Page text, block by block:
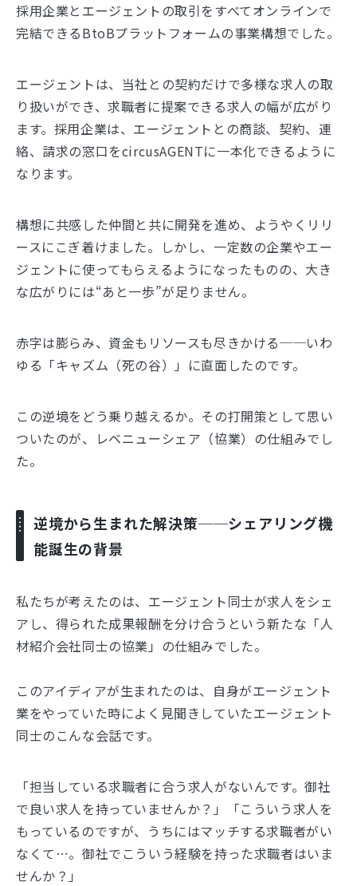
採用企業とエージェントの取引をすべてオンラインで
完結できるBtoBプラットフォームの事業構想でした。
エージェントは、当社との契約だけで多様な求人の取
り扱いができ、求職者に提案できる求人の幅が広がり
ます。採用企業は、エージェントとの商談、契約、連
絡、請求の窓口をcircusAGENTに一本化できるように
なります。
構想に共感した仲間と共に開発を進め、ようやくリリ
ースにこぎ着けました。しかし、一定数の企業やエー
ジェントに使ってもらえるようになったものの、大き
な広がりには“あと一歩”が足りません。
赤字は膨らみ、資金もリソースも尽きかける──いわ
ゆる「キャズム（死の谷）」に直面したのです。
この逆境をどう乗り越えるか。その打開策として思い
ついたのが、レベニューシェア（協業）の仕組みでし
た。
逆境から生まれた解決策──シェアリング機
能誕生の背景
私たちが考えたのは、エージェント同士が求人をシェ
アし、得られた成果報酬を分け合うという新たな「人
材紹介会社同士の協業」の仕組みでした。
このアイディアが生まれたのは、自身がエージェント
業をやっていた時によく見聞きしていたエージェント
同士のこんな会話です。
「担当している求職者に合う求人がないんです。御社
で良い求人を持っていませんか？」「こういう求人を
もっているのですが、うちにはマッチする求職者がい
なくて…。御社でこういう経験を持った求職者はいま
せんか？」